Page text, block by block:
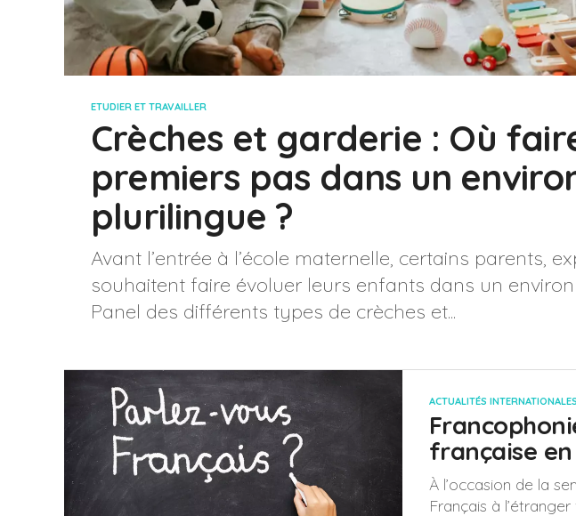
ETUDIER ET TRAVAILLER
Crèches et garderie : Où
premiers pas dans un
plurilingue ?
Avant l’entrée à l’école maternelle, certains parents,
souhaitent faire évoluer leurs enfants dans un
Panel des différents types de crèches et...
ACTUALITÉS
française
À l’occasion de la
Français à